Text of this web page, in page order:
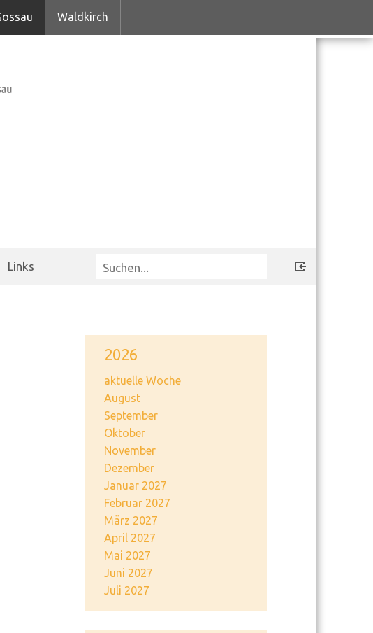
Waldkirch
Links
2026
aktuelle Woche
August
September
Oktober
November
Dezember
Januar 2027
Februar 2027
März 2027
April 2027
Mai 2027
Juni 2027
Juli 2027